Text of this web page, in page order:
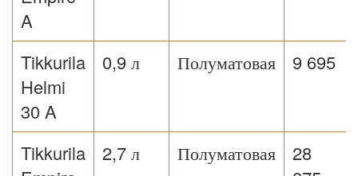
A
Tikkurila
Helmi
30 A
0,9 л Полуматовая 9 695
Tikkurila
2,7 л Полуматовая
28